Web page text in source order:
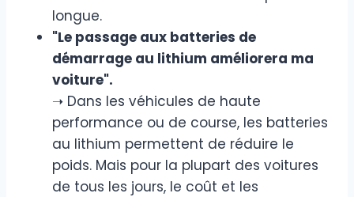
longue.
"Le passage aux batteries de
démarrage au lithium améliorera ma
voiture".
➝ Dans les véhicules de haute
performance ou de course, les batteries
au lithium permettent de réduire le
poids. Mais pour la plupart des voitures
de tous les jours, le coût et les